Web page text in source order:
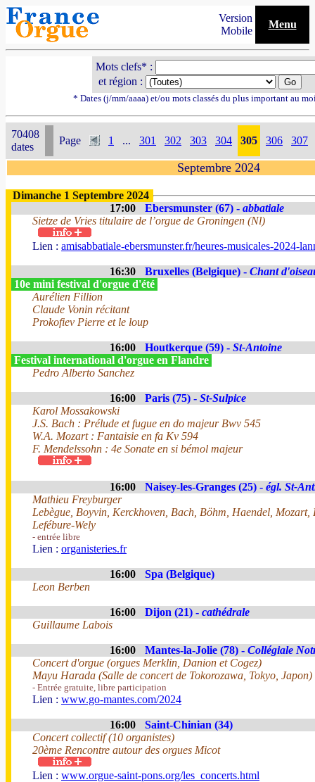
Version
Mobile
Menu
Mots clefs* :
et région :
* Dates (j/mm/aaaa) et/ou mots classés du plus important au
70408
dates
Page 1 ... 301 302 303 304 305 306 307
Septembre 2024
Dimanche 1 Septembre 2024
17:00
Ebersmunster (67) - abbatiale
Sietze de Vries titulaire de l’orgue de Groningen (Nl)
Lien : amisabbatiale-ebersmunster.fr/heures-musicales-2024-
16:30 Bruxelles (Belgique) - Chant
10e mini festival d'orgue d'été
Aurélien Fillion
Claude Vonin récitant
Prokofiev Pierre et le loup
16:00 Houtkerque (59) - St-Antoine
Festival international d'orgue en Flandre
Pedro Alberto Sanchez
16:00 Paris (75) - St-Sulpice
Karol Mossakowski
J.S. Bach : Prélude et fugue en do majeur Bwv 545
W.A. Mozart : Fantaisie en fa Kv 594
F. Mendelssohn : 4e Sonate en si bémol majeur
16:00 Naisey-les-Granges (25) - égl. St-
Mathieu Freyburger
Lebègue, Boyvin, Kerckhoven, Bach, Böhm, Haendel, Mozart,
Lefébure-Wely
- entrée libre
Lien : organisteries.fr
16:00
Spa (Belgique)
Leon Berben
16:00 Dijon (21) - cathédrale
Guillaume Labois
16:00 Mantes-la-Jolie (78) - Collégiale
Concert d'orgue (orgues Merklin, Danion et Cogez)
Mayu Harada (Salle de concert de Tokorozawa, Tokyo, Japon)
- Entrée gratuite, libre participation
Lien : www.go-mantes.com/2024
16:00
Saint-Chinian (34)
Concert collectif (10 organistes)
20ème Rencontre autour des orgues Micot
Lien : www.orgue-saint-pons.org/les_concerts.html